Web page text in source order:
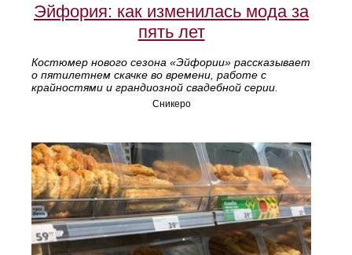
Эйфория: как изменилась мода за
пять лет
Костюмер нового сезона «Эйфории» рассказывает
о пятилетнем скачке во времени, работе с
крайностями и грандиозной свадебной серии.
Сникеро